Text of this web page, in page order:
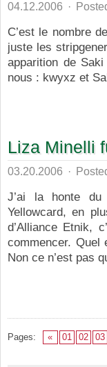
04.12.2006 ·
C’est le nombre
juste les
apparition de
nous : kwyxz et
Liza Minelli
03.20.2006 ·
J’ai la honte du
Yellowcard, en
d’Alliance Etnik,
commencer.
Non ce n’est pas
Pages: « 01 02 03